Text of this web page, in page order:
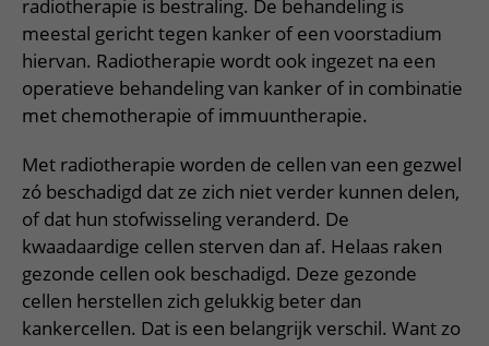
Onderzoeken en diagnostiek
Het Wilhelmina Kinderziekenhuis
Bloedprikken
Wachttijden
Bezoektijden
Wijzigen patiëntgegevens
Mijn UMC Utrecht patiëntportaal
Faciliteiten en voorzieningen
Bezoekregels
Kwaliteit en veiligheid
Route naar het ziekenhuis
Parkeren
Wegwijs in het ziekenhuis
Contact met verpleegafdeling
Het Wilhelmina Kinderziekenhuis
Teleconsult aanvragen
Diagnostiek aanvragen
Zorgverlenersportaal
Over UMC Utrecht
Research
Onderwijs
Werken bij het UMC Utrecht
radiotherapie is bestraling. De behandeling is
meestal gericht tegen kanker of een voorstadium
hiervan. Radiotherapie wordt ook ingezet na een
operatieve behandeling van kanker of in combinatie
met chemotherapie of immuuntherapie.
Met radiotherapie worden de cellen van een gezwel
zó beschadigd dat ze zich niet verder kunnen delen,
of dat hun stofwisseling veranderd. De
kwaadaardige cellen sterven dan af. Helaas raken
gezonde cellen ook beschadigd. Deze gezonde
cellen herstellen zich gelukkig beter dan
kankercellen. Dat is een belangrijk verschil. Want zo